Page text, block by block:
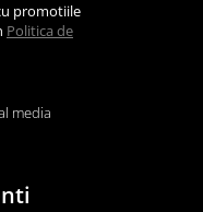
promotiile
Politica de
media